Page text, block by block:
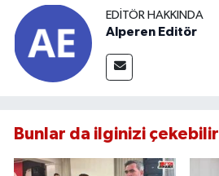
EDITÖR HAKKINDA
Alperen Editör
Bunlar da ilginizi çekebilir